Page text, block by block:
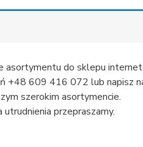
asortymentu do sklepu
+48 609 416 072 lub napisz
szerokim asortymencie.
utrudnienia przepraszamy.